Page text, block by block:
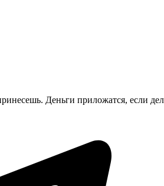
Деньги приложатся, если